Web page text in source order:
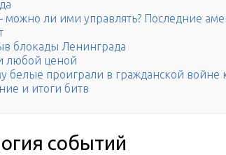
можно ли ими управлять? Последние
блокады Ленинграда
любой ценой
белые проиграли в гражданской войне
и итоги битв
событий